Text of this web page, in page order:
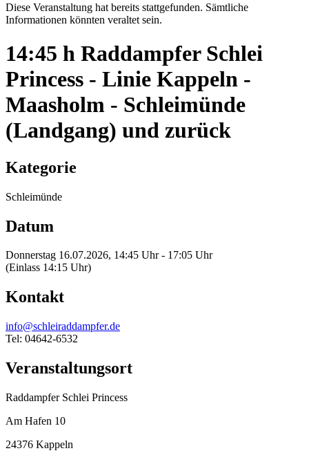
Diese Veranstaltung hat bereits stattgefunden. Sämtliche
Informationen könnten veraltet sein.
14:45 h Raddampfer Schlei
Princess - Linie Kappeln -
Maasholm - Schleimünde
(Landgang) und zurück
Kategorie
Schleimünde
Datum
Donnerstag 16.07.2026, 14:45 Uhr - 17:05 Uhr
(Einlass 14:15 Uhr)
Kontakt
info@schleiraddampfer.de
Tel: 04642-6532
Veranstaltungsort
Raddampfer Schlei Princess
Am Hafen 10
24376 Kappeln